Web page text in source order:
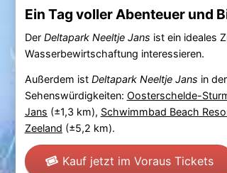
Ein Tag voller Abenteuer und
Der Deltapark Neeltje Jans ist ein ideales
Wasserbewirtschaftung interessieren.
Außerdem ist Deltapark Neeltje Jans in
Sehenswürdigkeiten: Oosterschelde-
Jans (±1,3 km), Schwimmbad Beach
Zeeland (±5,2 km).
Kauf jetzt im Voraus Tickets